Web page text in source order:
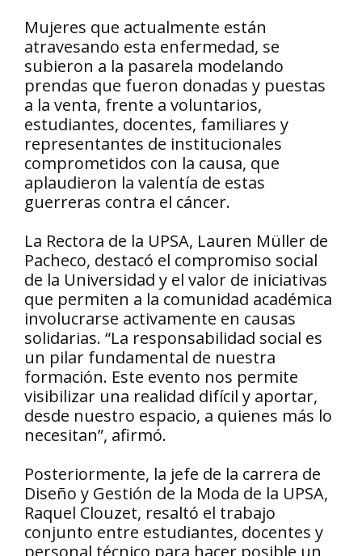
Mujeres que actualmente están
atravesando esta enfermedad, se
subieron a la pasarela modelando
prendas que fueron donadas y puestas
a la venta, frente a voluntarios,
estudiantes, docentes, familiares y
representantes de institucionales
comprometidos con la causa, que
aplaudieron la valentía de estas
guerreras contra el cáncer.
La Rectora de la UPSA, Lauren Müller de
Pacheco, destacó el compromiso social
de la Universidad y el valor de iniciativas
que permiten a la comunidad académica
involucrarse activamente en causas
solidarias. “La responsabilidad social es
un pilar fundamental de nuestra
formación. Este evento nos permite
visibilizar una realidad difícil y aportar,
desde nuestro espacio, a quienes más lo
necesitan”, afirmó.
Posteriormente, la jefe de la carrera de
Diseño y Gestión de la Moda de la UPSA,
Raquel Clouzet, resaltó el trabajo
conjunto entre estudiantes, docentes y
personal técnico para hacer posible un